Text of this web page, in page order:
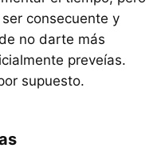
consecuente y
no darte más
preveías.
supuesto.